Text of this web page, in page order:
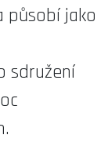
působí jako
sdružení